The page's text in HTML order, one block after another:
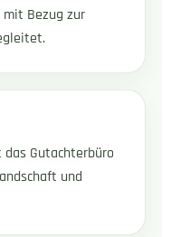
Bezug zur
Gutachterbüro
und